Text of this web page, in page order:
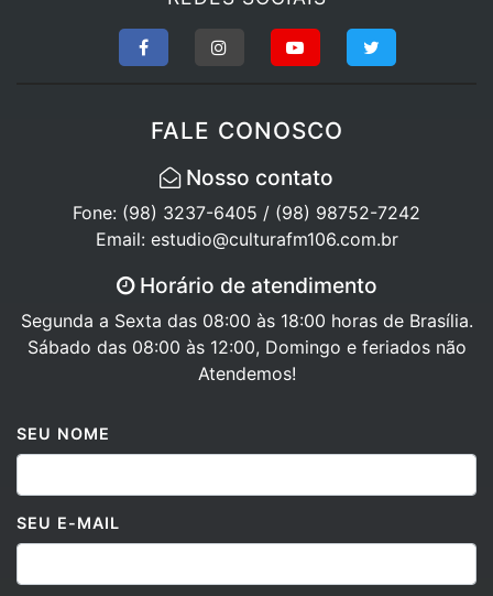
FALE CONOSCO
Nosso contato
Fone: (98) 3237-6405 / (98) 98752-7242
Email: estudio@culturafm106.com.br
Horário de atendimento
Segunda a Sexta das 08:00 às 18:00 horas de Brasília.
Sábado das 08:00 às 12:00, Domingo e feriados não
Atendemos!
SEU NOME
SEU E-MAIL